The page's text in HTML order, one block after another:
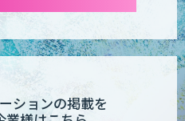
ションの掲載を